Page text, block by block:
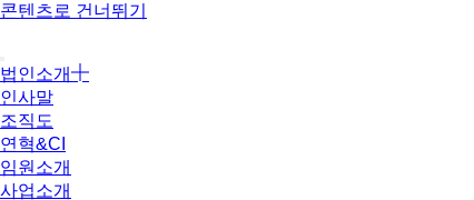
콘텐츠로 건너뛰기
법인소개
인사말
조직도
연혁&CI
임원소개
사업소개